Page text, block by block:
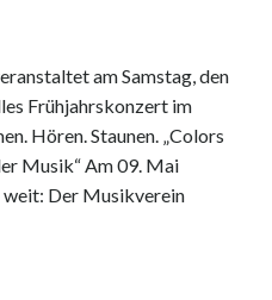
am Samstag, den
Frühjahrskonzert im
Hören. Staunen. „Colors
Musik“ Am 09. Mai
weit: Der Musikverein